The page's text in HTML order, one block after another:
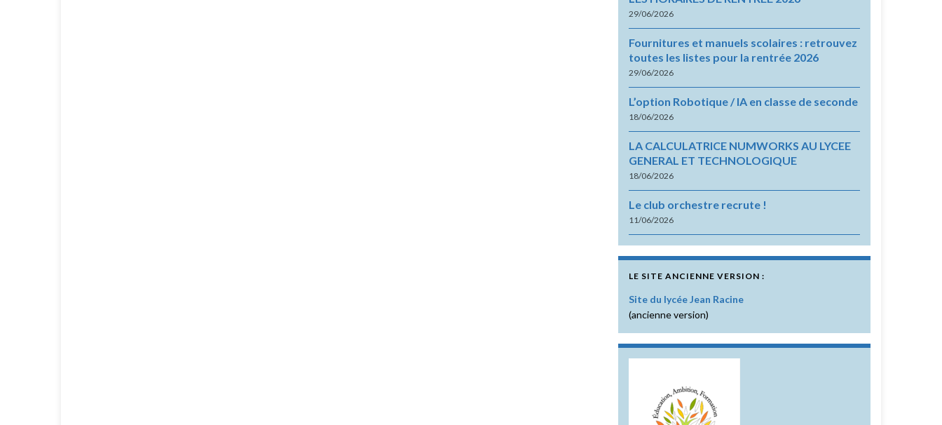
29/06/2026
Fournitures et manuels scolaires : retrouvez
toutes les listes pour la rentrée 2026
29/06/2026
L’option Robotique / IA en classe de seconde
18/06/2026
LA CALCULATRICE NUMWORKS AU LYCEE
GENERAL ET TECHNOLOGIQUE
18/06/2026
Le club orchestre recrute !
11/06/2026
LE SITE ANCIENNE VERSION :
Site du lycée Jean Racine
(ancienne version)